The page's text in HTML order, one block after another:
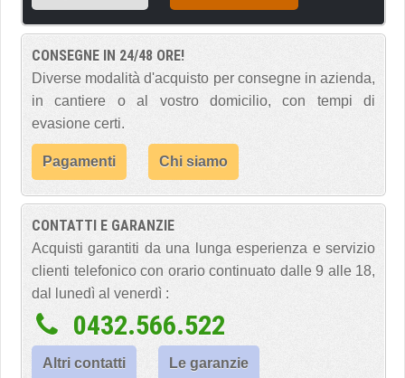
CONSEGNE IN 24/48 ORE!
Diverse modalità d'acquisto per consegne in azienda,
in cantiere o al vostro domicilio, con tempi di
evasione certi.
Pagamenti Chi siamo
CONTATTI E GARANZIE
Acquisti garantiti da una lunga esperienza e servizio
clienti telefonico con orario continuato dalle 9 alle 18,
dal lunedì al venerdì :
0432.566.522
Altri contatti Le garanzie